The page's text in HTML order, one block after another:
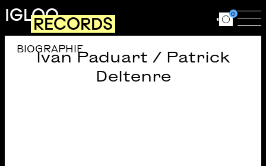
Aller au contenu principal
IGLOORECORDS Ouvrir le
0
Ivan Paduart / Patrick
Deltenre
BIOGRAPHIE